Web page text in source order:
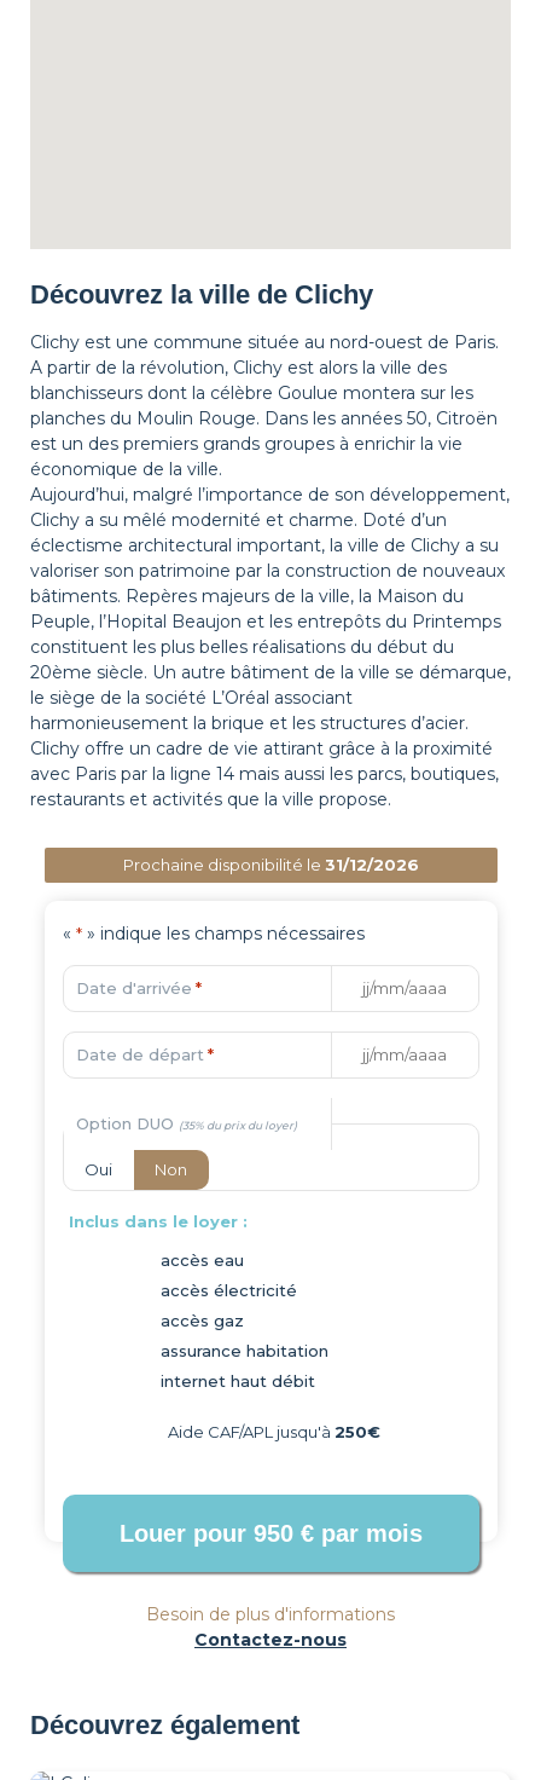
Découvrez la ville de Clichy
Clichy est une commune située au nord-ouest de Paris.
A partir de la révolution, Clichy est alors la ville des
blanchisseurs dont la célèbre Goulue montera sur les
planches du Moulin Rouge. Dans les années 50, Citroën
est un des premiers grands groupes à enrichir la vie
économique de la ville.
Aujourd’hui, malgré l’importance de son développement,
Clichy a su mêlé modernité et charme. Doté d’un
éclectisme architectural important, la ville de Clichy a su
valoriser son patrimoine par la construction de nouveaux
bâtiments. Repères majeurs de la ville, la Maison du
Peuple, l’Hopital Beaujon et les entrepôts du Printemps
constituent les plus belles réalisations du début du
20ème siècle. Un autre bâtiment de la ville se démarque,
le siège de la société L’Oréal associant
harmonieusement la brique et les structures d’acier.
Clichy offre un cadre de vie attirant grâce à la proximité
avec Paris par la ligne 14 mais aussi les parcs, boutiques,
restaurants et activités que la ville propose.
Prochaine disponibilité le 31/12/2026
« *» indique les champs nécessaires
Date d'arrivée *
Date de départ *
Option DUO
Oui Non
Inclus dans le loyer :
accès eau
accès électricité
accès gaz
assurance habitation
internet haut débit
Aide CAF/APL jusqu'à 250€
Besoin de plus d'informations
Contactez-nous
Découvrez également